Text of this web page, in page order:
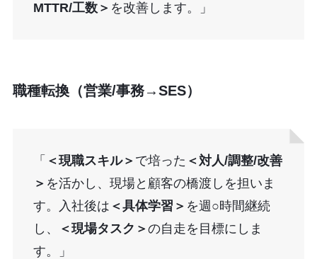
MTTR/工数＞ を改善します。」
職種転換（営業/事務→SES）
「 ＜現職スキル＞ で培った ＜対人/調整/改善
＞ を活かし、現場と顧客の橋渡しを担いま
す。入社後は ＜具体学習＞ を週○時間継続
し、
＜現場タスク＞の自走を目標にしま
す。」